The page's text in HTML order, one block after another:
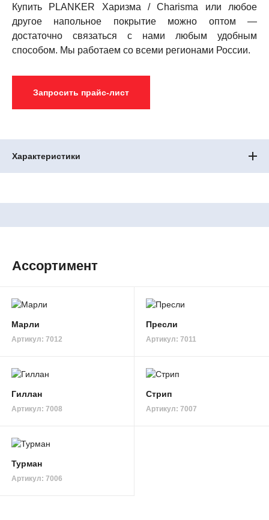
Купить PLANKER Харизма / Charisma или любое
другое напольное покрытие можно оптом —
достаточно связаться с нами любым удобным
способом. Мы работаем со всеми регионами России.
Запросить прайс-лист
Характеристики
Ассортимент
Марли
Артикул: 7012
Пресли
Артикул: 7011
Гиллан
Артикул: 7008
Стрип
Артикул: 7007
Турман
Артикул: 7006